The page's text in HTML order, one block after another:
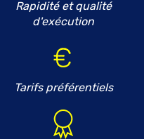
Rapidité et qualité
d'exécution
Tarifs préférentiels